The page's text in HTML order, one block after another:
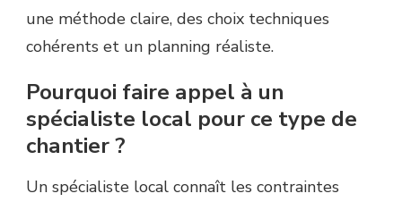
une méthode claire, des choix techniques
cohérents et un planning réaliste.
Pourquoi faire appel à un
spécialiste local pour ce type de
chantier ?
Un spécialiste local connaît les contraintes